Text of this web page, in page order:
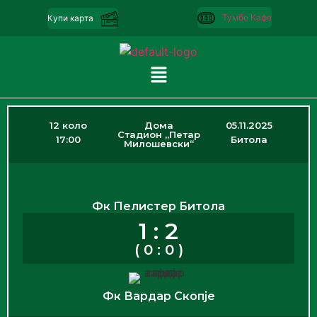
Купи карта Тумбе Кафе
12 коло Дома
05.11.2025
17:00
Стадион „Петар
Милошевски“
Битола
Фк Пелистер Битола
1 : 2
( 0 : 0 )
Фк Вардар Скопје